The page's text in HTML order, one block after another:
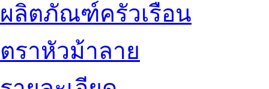
ผลิตภัณฑ์ครัวเรือน
ตราหัวม้าลาย